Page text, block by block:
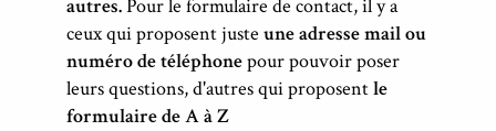
autres.Pour le formulaire de contact, il y a
ceux qui proposent juste une adresse mail ou
numéro de téléphonepour pouvoir poser
leurs questions, d'autres qui proposentle
formulaire de A à Z